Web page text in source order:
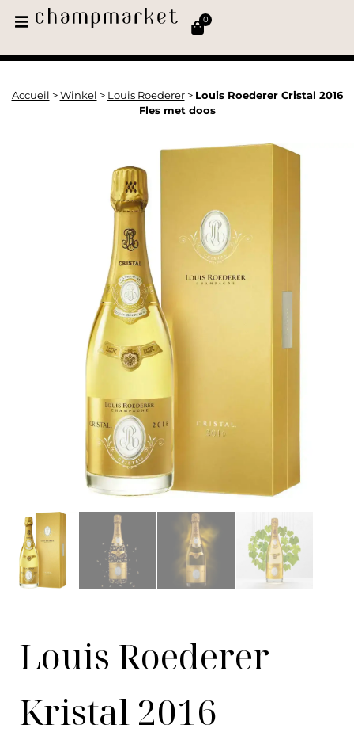
0
Accueil > Winkel > Louis Roederer> Louis Roederer Cristal 2016
Fles met doos
Louis Roederer
Kristal 2016